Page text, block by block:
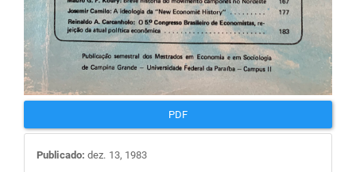
PDF
Publicado: dez. 13, 1983